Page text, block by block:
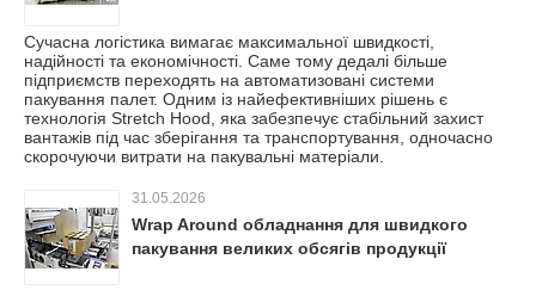
Сучасна логістика вимагає максимальної швидкості,
надійності та економічності. Саме тому дедалі більше
підприємств переходять на автоматизовані системи
пакування палет. Одним із найефективніших рішень є
технологія Stretch Hood, яка забезпечує стабільний захист
вантажів під час зберігання та транспортування, одночасно
скорочуючи витрати на пакувальні матеріали.
31.05.2026
Wrap Around обладнання для швидкого
пакування великих обсягів продукції